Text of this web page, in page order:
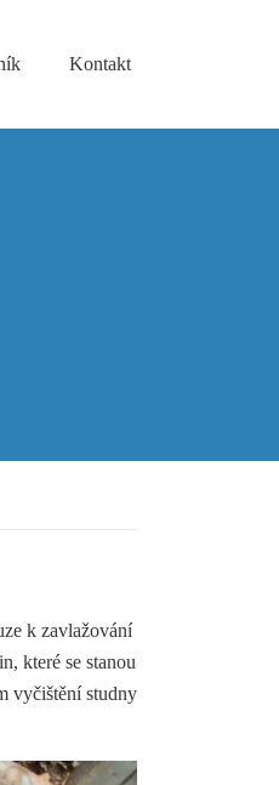
Kontakt
k zavlažování
které se stanou
vyčištění studny